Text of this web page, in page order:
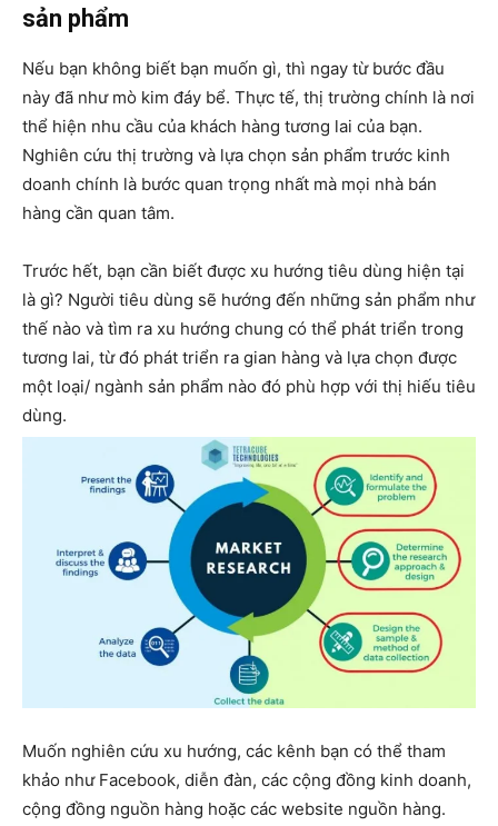
sản phẩm
Nếu bạn không biết bạn muốn gì, thì ngay từ bước đầu
này đã như mò kim đáy bể. Thực tế, thị trường chính là nơi
thể hiện nhu cầu của khách hàng tương lai của bạn.
Nghiên cứu thị trường và lựa chọn sản phẩm trước kinh
doanh chính là bước quan trọng nhất mà mọi nhà bán
hàng cần quan tâm.
Trước hết, bạn cần biết được xu hướng tiêu dùng hiện tại
là gì? Người tiêu dùng sẽ hướng đến những sản phẩm như
thế nào và tìm ra xu hướng chung có thể phát triển trong
tương lai, từ đó phát triển ra gian hàng và lựa chọn được
một loại/ ngành sản phẩm nào đó phù hợp với thị hiếu tiêu
dùng.
Muốn nghiên cứu xu hướng, các kênh bạn có thể tham
khảo như Facebook, diễn đàn, các cộng đồng kinh doanh,
cộng đồng nguồn hàng hoặc các website nguồn hàng.